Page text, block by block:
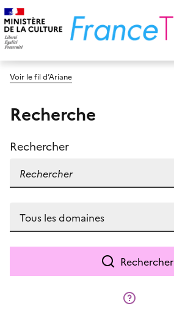
Voir le fil d’Ariane
Recherche
Rechercher
Rechercher